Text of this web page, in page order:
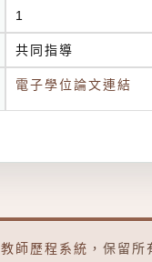
1
共同指導
電子學位論文連結
教師歷程系統 ，保留所